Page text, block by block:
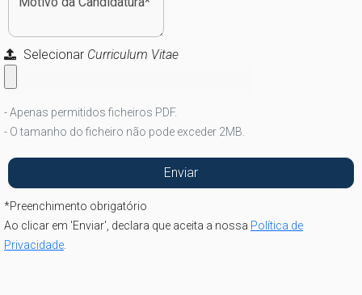
Selecionar Curriculum Vitae
- Apenas permitidos ficheiros PDF.
- O tamanho do ficheiro não pode exceder 2MB.
*Preenchimento obrigatório
Ao clicar em 'Enviar', declara que aceita a nossa Política de
Privacidade